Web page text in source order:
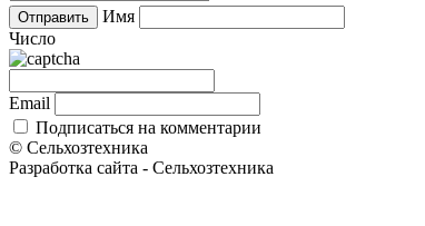
Имя
Число
Email
Подписаться на комментарии
© Сельхозтехника
Разработка сайта - Сельхозтехника